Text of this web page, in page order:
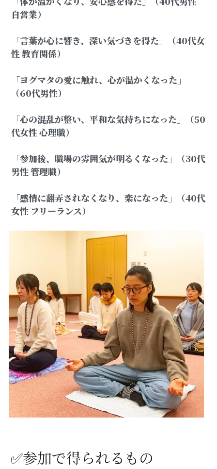
自営業）
「言葉が心に響き、深い気づきを得た」（40代女
性 教育関係）
「ヨグマタの愛に触れ、心が温かくなった」
（60代男性）
「心の混乱が整い、平和な気持ちになった」（50
代女性 心理職）
「参加後、職場の雰囲気が明るくなった」（30代
男性 管理職）
「感情に翻弄されなくなり、楽になった」（40代
女性 フリーランス）
✅参加で得られるもの